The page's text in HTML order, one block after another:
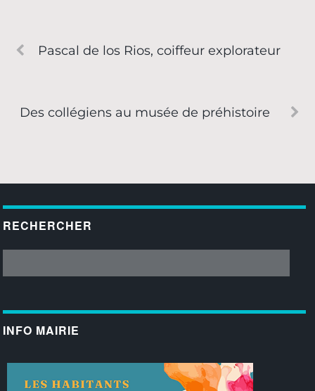
Pascal de los Rios, coiffeur explorateur
Des collégiens au musée de préhistoire
RECHERCHER
INFO MAIRIE